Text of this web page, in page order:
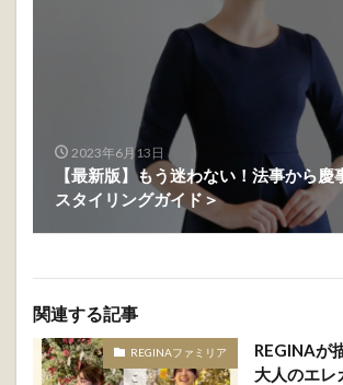
2023年6月13日
【最新版】もう迷わない！法事から慶
スタイリングガイド＞
関連する記事
REGINAファミリア
REGINAが
大人のエレ